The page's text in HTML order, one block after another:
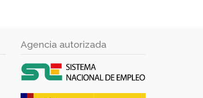
Agencia autorizada